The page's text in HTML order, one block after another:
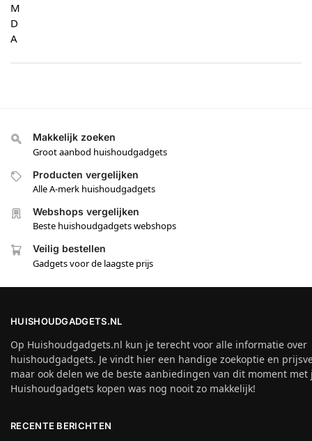
Makkelijk zoeken
Groot aanbod huishoudgadgets
Producten vergelijken
Alle A-merk huishoudgadgets
Webshops vergelijken
Beste huishoudgadgets webshops
Veilig bestellen
Gadgets voor de laagste prijs
HUISHOUDGADGETS.NL
Op Huishoudgadgets.nl kun je terecht voor alle informatie over
huishoudgadgets. Je vindt hier een handige zoekoptie en
maar ook delen we de beste aanbiedingen van dit moment met
Huishoudgadgets kopen was nog nooit zo makkelijk!
RECENTE BERICHTEN